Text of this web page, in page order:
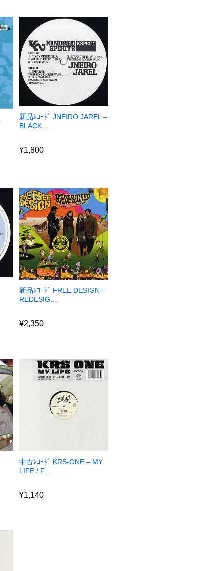
新品ﾚｺｰﾄﾞ JNEIRO JAREL –
BLACK …
¥1,800
新品ﾚｺｰﾄﾞ FREE DESIGN –
REDESIG…
¥2,350
中古ﾚｺｰﾄﾞ KRS-ONE – MY
LIFE / F…
¥1,140